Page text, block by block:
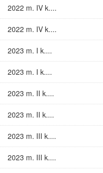
2022 m. IV k....
2022 m. IV k....
2023 m. I k....
2023 m. I k....
2023 m. II k....
2023 m. II k....
2023 m. III k....
2023 m. III k....